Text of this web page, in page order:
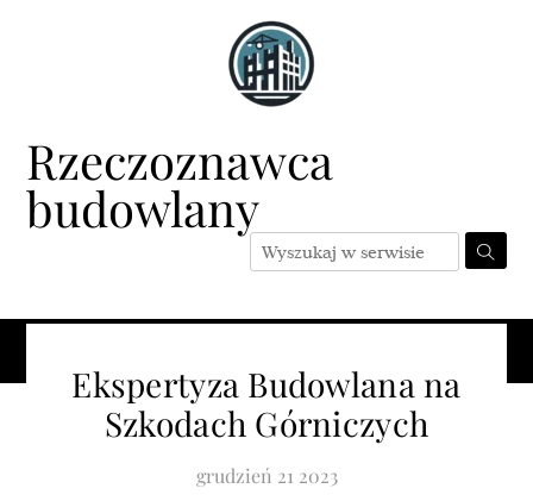
Rzeczoznawca
budowlany
Ekspertyza Budowlana na
Szkodach Górniczych
grudzień 21 2023